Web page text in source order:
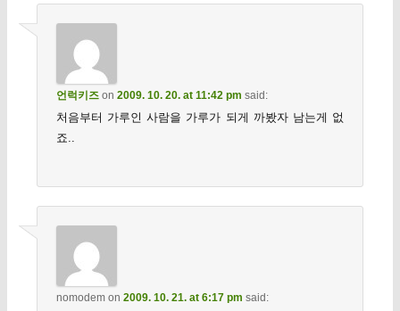
언럭키즈on 2009. 10. 20. at 11:42 pm said:
처음부터 가루인 사람을 가루가 되게 까봤자 남는게 없
죠..
nomodemon 2009. 10. 21. at 6:17 pm said: